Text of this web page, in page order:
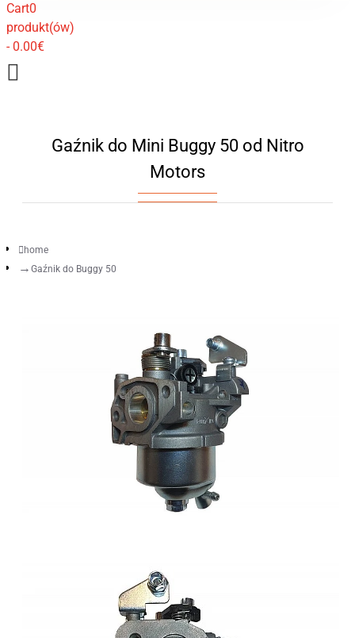
Cart0
produkt(ów)
- 0.00€
Gaźnik do Mini Buggy 50 od Nitro
Motors
home
Gaźnik do Buggy 50